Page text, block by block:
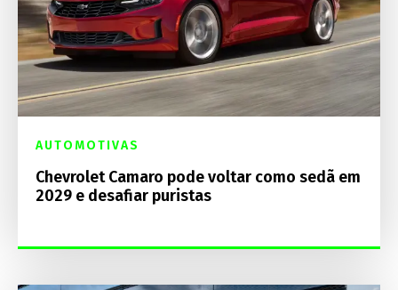
AUTOMOTIVAS
Chevrolet Camaro pode voltar como sedã em
2029 e desafiar puristas